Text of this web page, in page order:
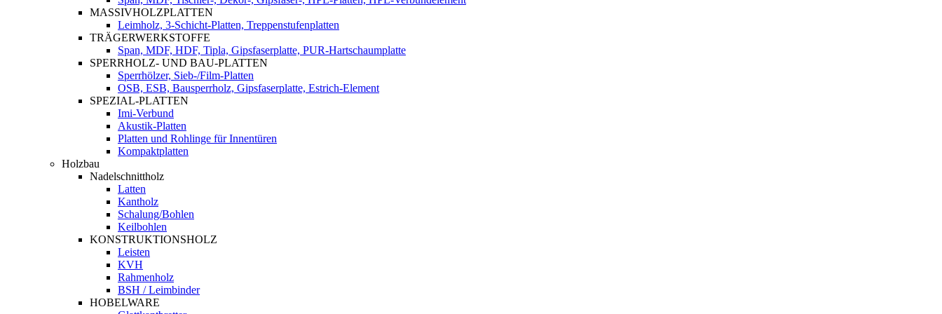
MASSIVHOLZPLATTEN
Leimholz, 3-Schicht-Platten, Treppenstufenplatten
TRÄGERWERKSTOFFE
Span, MDF, HDF, Tipla, Gipsfaserplatte, PUR-Hartschaumplatte
SPERRHOLZ- UND BAU-PLATTEN
Sperrhölzer, Sieb-/Film-Platten
OSB, ESB, Bausperrholz, Gipsfaserplatte, Estrich-Element
SPEZIAL-PLATTEN
Imi-Verbund
Akustik-Platten
Platten und Rohlinge für Innentüren
Kompaktplatten
Holzbau
Nadelschnittholz
Latten
Kantholz
Schalung/Bohlen
Keilbohlen
KONSTRUKTIONSHOLZ
Leisten
KVH
Rahmenholz
BSH / Leimbinder
HOBELWARE